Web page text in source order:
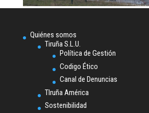
Quiénes somos
Tiruña S.L.U.
Política de Gestión
Codigo Ético
Canal de Denuncias
TIruña América
Sostenibilidad